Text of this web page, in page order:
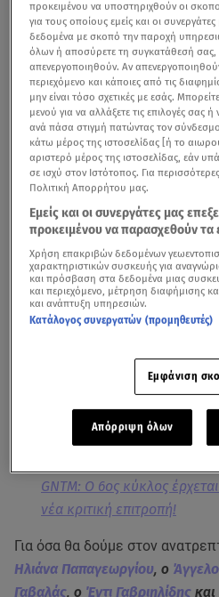
Τρίτης 10/6 στα παρασκήνια
-επιτέλους- επιστρέφει
συχνότητα του Star!
GNTM: Ο 6ος κύκλος
νέα κριτική επιτροπή!
Για όσα θα δούμε στον
Ηλιάνα Παπαγεωργίου, ο
Γαβαλάς, ο Έντι Γαβριηλίδης και
προκειμένου να υποστηριχθούν οι
για τους οποίους εμείς και οι
δεδομένα με σκοπό την παροχή
όλων ή αποσύρετε τη συγκατάθεσή σας,
απενεργοποιηθούν. Αν
περιεχόμενο και κάποιες από τις
μην είναι τόσο σχετικές με εσάς.
μενού για να αλλάξετε τις επιλογές σας
ανά πάσα στιγμή πατώντας τον
κάτω μέρος της ιστοσελίδας [ή το
αριστερό μέρος της ιστοσελίδας, εάν
σε ισχύ στον Ιστότοπος. Για
Πολιτική Απορρήτου μας.
Εμείς και οι συνεργάτες μας
προκειμένου να παρασχεθούν τα
Χρήση επακριβών δεδομένων
χαρακτηριστικών συσκευής για
και πρόσβαση στα δεδομένα μιας
και περιεχόμενο, μέτρηση διαφήμισης
και ανάπτυξη υπηρεσιών.
Κατάλογος συνεργατών (προμηθευτές)
Εμφάνιση
Απόρριψη όλων